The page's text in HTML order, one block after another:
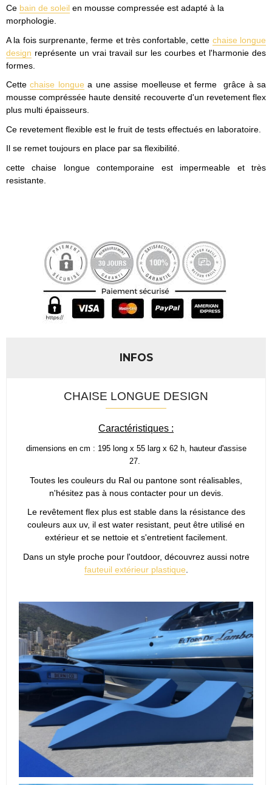
Ce bain de soleil en mousse compressée est adapté à la
morphologie.
A la fois surprenante, ferme et très confortable, cette chaise longue
design représente un vrai travail sur les courbes et l'harmonie des
formes.
Cettechaise longue a une assise moelleuse et ferme grâce à sa
mousse compréssée haute densité recouverte d'un revetement flex
plus multi épaisseurs.
Ce revetement flexible est le fruit de tests effectués en laboratoire.
Il se remet toujours en place par sa flexibilité.
cette chaise longue contemporaine est impermeable et très
resistante.
INFOS
CHAISE LONGUE DESIGN
Caractéristiques :
dimensions en cm : 195 long x 55 larg x 62 h, hauteur d'assise
27.
Toutes les couleurs du Ral ou pantone sont réalisables,
n'hésitez pas à nous contacter pour un devis.
Le revêtement flex plus est stable dans la résistance des
couleurs aux uv, il est water resistant, peut être utilisé en
extérieur et se nettoie et s'entretient facilement.
Dans un style proche pour l'outdoor, découvrez aussi notre
fauteuil extérieur plastique